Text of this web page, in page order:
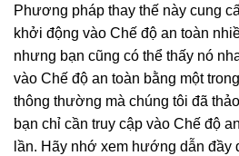
Phương pháp thay thế này cung
khởi động vào Chế độ an toàn
nhưng bạn cũng có thể thấy nó
vào Chế độ an toàn bằng một
thông thường mà chúng tôi đã
bạn chỉ cần truy cập vào Chế độ
lần. Hãy nhớ xem hướng dẫn đầy